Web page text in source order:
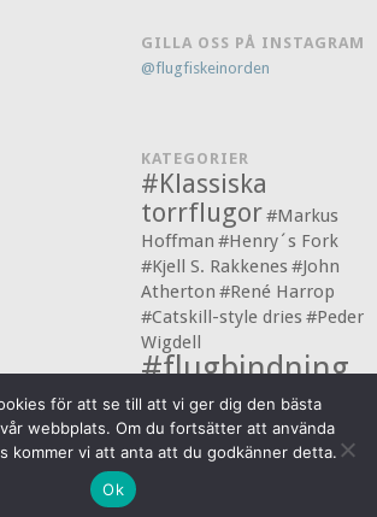
GILLA OSS PÅ INSTAGRAM
@flugfiskeinorden
KATEGORIER
#Klassiska
torrflugor#Markus
Hoffman #Henry´s Fork
#Kjell S. Rakkenes #John
Atherton #René Harrop
#Catskill-style dries #Peder
Wigdell
#flugbindning
#flugfiskelaxflugor
för att se till att vi ger dig den bästa
webbplats. Om du fortsätter att använda
kommer vi att anta att du godkänner detta.
Ok